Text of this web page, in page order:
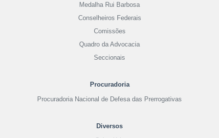
Medalha Rui Barbosa
Conselheiros Federais
Comissões
Quadro da Advocacia
Seccionais
Procuradoria
Procuradoria Nacional de Defesa das Prerrogativas
Diversos